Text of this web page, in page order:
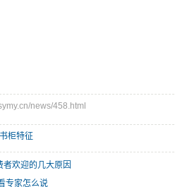
news/458.html
书柜特征
者欢迎的几大原因
专家怎么说